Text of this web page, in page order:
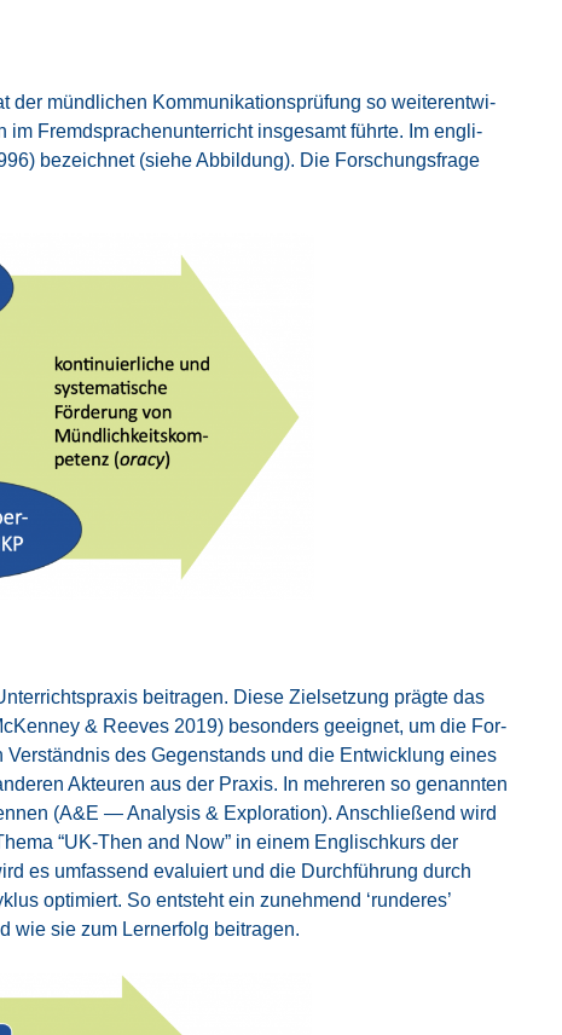
der münd­li­chen Kom­mu­ni­ka­ti­ons­prü­fung so wei­ter­ent­wi­
Fremd­spra­chen­un­ter­richt ins­ge­samt führ­te. Im eng­li­
bezeich­net (sie­he Abbil­dung). Die For­schungs­fra­ge
bei­tra­gen. Die­se Ziel­set­zung präg­te das
& Ree­ves 2019) beson­ders geeig­net, um die For­
des Gegen­stands und die Ent­wick­lung eines
Akteu­ren aus der Pra­xis. In meh­re­ren so genann­ten
(A&E — Ana­ly­sis & Explo­ra­ti­on). Anschlie­ßend wird
“UK-Then and Now” in einem Eng­lisch­kurs der
es umfas­send eva­lu­iert und die Durch­füh­rung durch
opti­miert. So ent­steht ein zuneh­mend ‘run­de­res’
wie sie zum Lern­erfolg bei­tra­gen.